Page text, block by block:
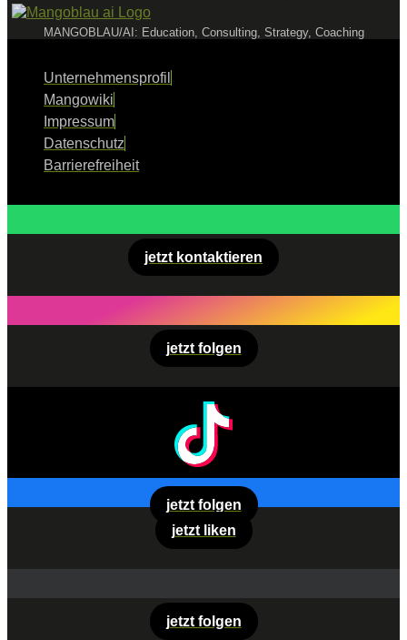
MANGOBLAU/AI: Education, Consulting, Strategy, Coaching
Unternehmensprofil
Mangowiki
Impressum
Datenschutz
Barrierefreiheit
jetzt kontaktieren
jetzt folgen
jetzt folgen
jetzt liken
jetzt folgen